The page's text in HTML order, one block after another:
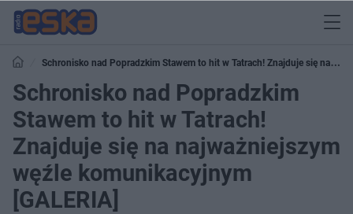
Schronisko nad Popradzkim Stawem to hit w Tatrach! Znajduje się na
najważniejszym węźle komunikacyjnym [GALERIA]
Schronisko nad Popradzkim
Stawem to hit w Tatrach!
Znajduje się na najważniejszym
węźle komunikacyjnym
[GALERIA]